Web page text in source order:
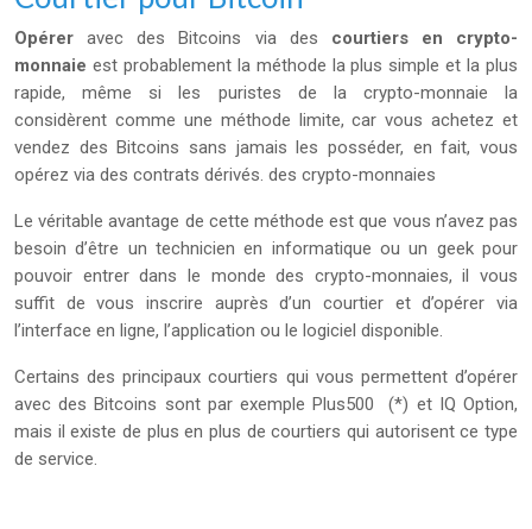
Opérer avec des Bitcoins via des courtiers en crypto-
monnaie est probablement la méthode la plus simple et la plus
rapide, même si les puristes de la crypto-monnaie la
considèrent comme une méthode limite, car vous achetez et
vendez des Bitcoins sans jamais les posséder, en fait, vous
opérez via des contrats dérivés. des crypto-monnaies
Le véritable avantage de cette méthode est que vous n’avez pas
besoin d’être un technicien en informatique ou un geek pour
pouvoir entrer dans le monde des crypto-monnaies, il vous
suffit de vous inscrire auprès d’un courtier et d’opérer via
l’interface en ligne, l’application ou le logiciel disponible.
Certains des principaux courtiers qui vous permettent d’opérer
avec des Bitcoins sont par exemplePlus500 (*) et IQ Option,
mais il existe de plus en plus de courtiers qui autorisent ce type
de service.